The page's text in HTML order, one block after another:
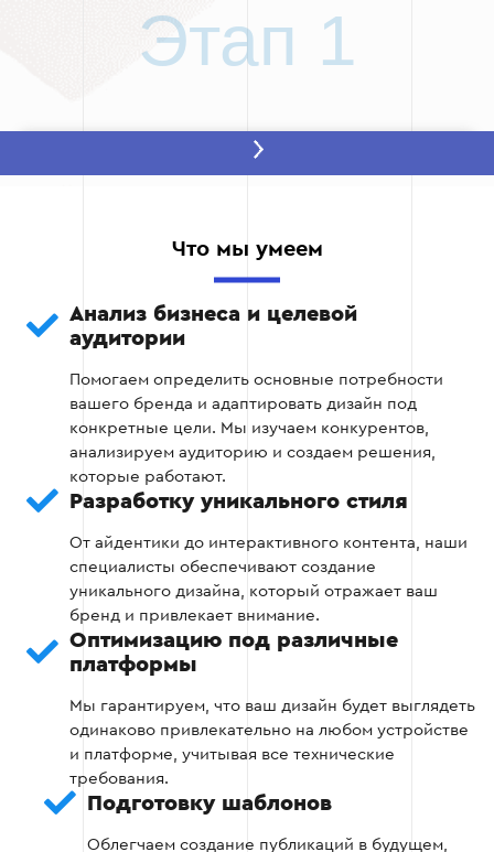
Этап 1
Этап 2 — Разработка концепции
цветовая палитра, шрифты, иллюстрации.
стилистики.
Этап 2
Этап 3 — Создание шаблонов и
материалов
Разработка шаблонов для постов, сторис,
обложек и баннеров.
динамического контента (анимации,
видео).
форматах и на разных устройствах.
Что мы умеем
Анализ бизнеса и целевой
аудитории
Помогаем определить основные потребности
вашего бренда и адаптировать дизайн под
конкретные цели. Мы изучаем конкурентов,
анализируем аудиторию и создаем решения,
которые работают.
Разработку уникального стиля
От айдентики до интерактивного контента, наши
специалисты обеспечивают создание
уникального дизайна, который отражает ваш
бренд и привлекает внимание.
Оптимизацию под различные
платформы
Мы гарантируем, что ваш дизайн будет выглядеть
одинаково привлекательно на любом устройстве
и платформе, учитывая все технические
требования.
Подготовку шаблонов
Облегчаем создание публикаций в будущем,